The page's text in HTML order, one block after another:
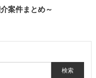
案件まとめ～
検索